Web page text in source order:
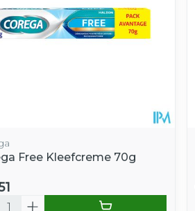
Free Kleefcreme 70g